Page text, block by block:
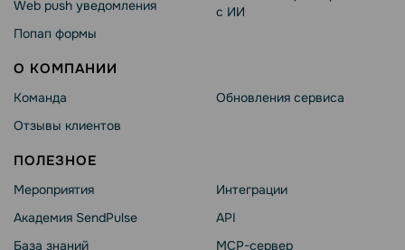
Web push уведомления
Попап формы
с ИИ
О КОМПАНИИ
Команда
Отзывы клиентов
Обновления сервиса
ПОЛЕЗНОЕ
Мероприятия
Академия SendPulse
База знаний
Интеграции
API
MCP-сервер